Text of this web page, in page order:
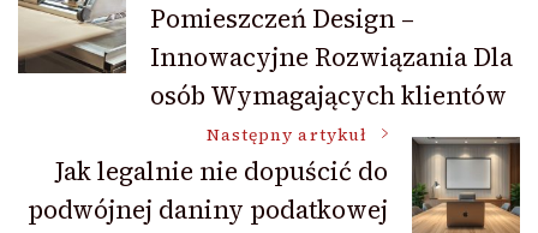
wpisuPomieszczeń Design –
Innowacyjne Rozwiązania Dla
osób Wymagających klientów
Następny artykuł
Jak legalnie nie dopuścić do
podwójnej daniny podatkowej